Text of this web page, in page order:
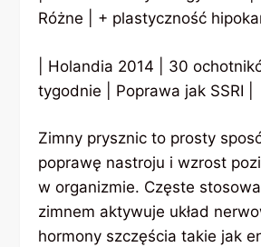
Różne | + plastyczność
| Holandia 2014 | 30
tygodnie | Poprawa jak SSRI |
Zimny prysznic to prosty
poprawę nastroju i wzrost
w organizmie. Częste
zimnem aktywuje układ
hormony szczęścia takie jak